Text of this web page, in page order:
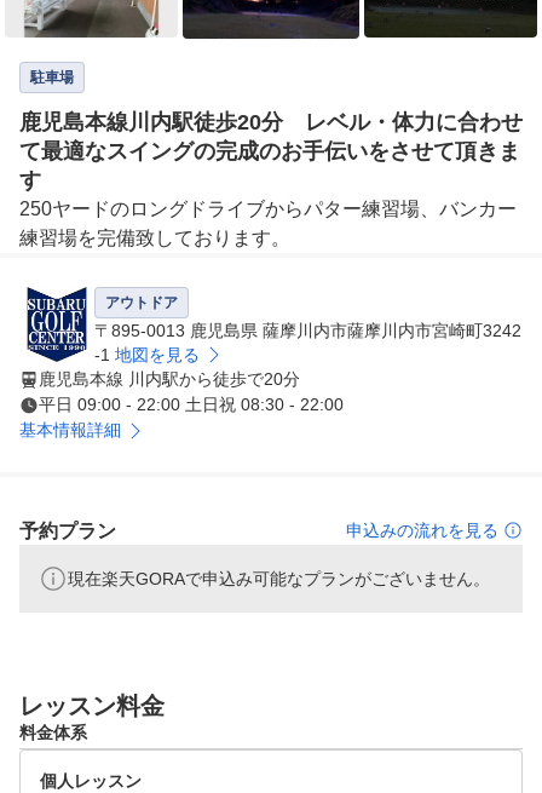
駐車場
鹿児島本線川内駅徒歩20分 レベル・体力に合わせ
て最適なスイングの完成のお手伝いをさせて頂きま
す
250ヤードのロングドライブからパター練習場、バンカー
練習場を完備致しております。
アウトドア
〒895-0013 鹿児島県 薩摩川内市薩摩川内市宮崎町3242
-1 地図を見る
鹿児島本線 川内駅から徒歩で20分
平日 09:00 - 22:00 土日祝 08:30 - 22:00
基本情報詳細
予約プラン 申込みの流れを見る
現在楽天GORAで申込み可能なプランがございません。
レッスン料金
料金体系
個人レッスン